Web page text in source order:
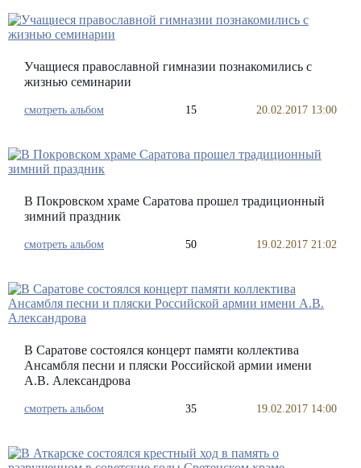
Учащиеся православной гимназии познакомились с
жизнью семинарии
смотреть альбом 15 20.02.2017 13:00
В Покровском храме Саратова прошел традиционный
зимний праздник
смотреть альбом 50 19.02.2017 21:02
В Саратове состоялся концерт памяти коллектива
Ансамбля песни и пляски Российской армии имени
А.В. Александрова
смотреть альбом 35 19.02.2017 14:00